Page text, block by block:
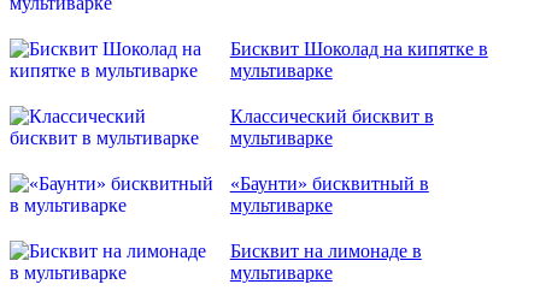
Бисквит Шоколад на кипятке в
мультиварке
Классический бисквит в
мультиварке
«Баунти» бисквитный в
мультиварке
Бисквит на лимонаде в
мультиварке